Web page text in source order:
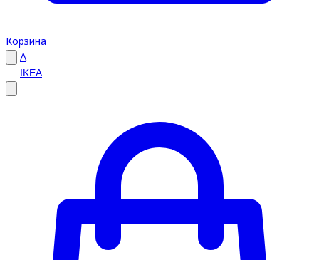
Корзина
A
IKEA